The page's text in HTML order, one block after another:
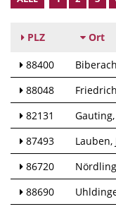
PLZ Ort
88400 Biberach
88048
82131
Gauting
87493
Lauben
86720
88690